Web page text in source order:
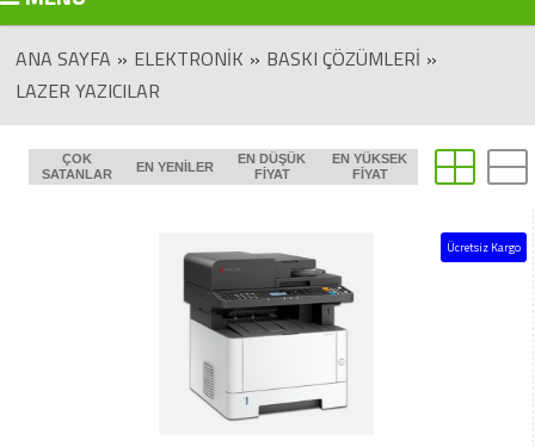
ANA SAYFA » ELEKTRONIK » BASKI ÇÖZÜMLERI »
LAZER YAZICILAR
ÇOK
SATANLAR
EN YENILER
EN DÜŞÜK
FIYAT
EN YÜKSEK
FIYAT
Ücretsiz Kargo